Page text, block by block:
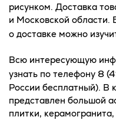
рисунком. Доставка
и Московской
о доставке можно
Всю интересующую
узнать по телефону 8
России бесплатный). В
представлен большой
плитки,